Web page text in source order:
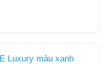
Luxury màu xanh